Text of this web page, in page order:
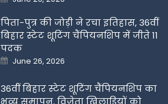
on
पिता-पुत्र की जोड़ी ने रचा इतिहास, 36वीं
बिहार स्टेट शूटिंग चैंपियनशिप में जीते 11
पदक
Posted
on
June 26, 2026
36वीं बिहार स्टेट शूटिंग चैंपियनशिप का
भव्य समापन, विजेता खिलाडिय़ों को